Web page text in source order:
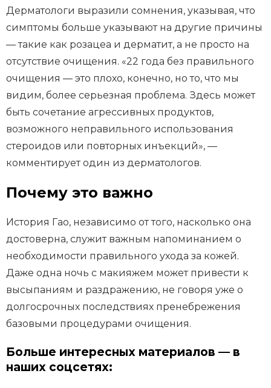
Дерматологи выразили сомнения, указывая, что
симптомы больше указывают на другие причины
— такие как розацеа и дерматит, а не просто на
отсутствие очищения. «22 года без правильного
очищения — это плохо, конечно, но то, что мы
видим, более серьезная проблема. Здесь может
быть сочетание агрессивных продуктов,
возможного неправильного использования
стероидов или повторных инъекций», —
комментирует один из дерматологов.
Почему это важно
История Гао, независимо от того, насколько она
достоверна, служит важным напоминанием о
необходимости правильного ухода за кожей.
Даже одна ночь с макияжем может привести к
высыпаниям и раздражению, не говоря уже о
долгосрочных последствиях пренебрежения
базовыми процедурами очищения.
Больше интересных материалов — в
наших соцсетях: